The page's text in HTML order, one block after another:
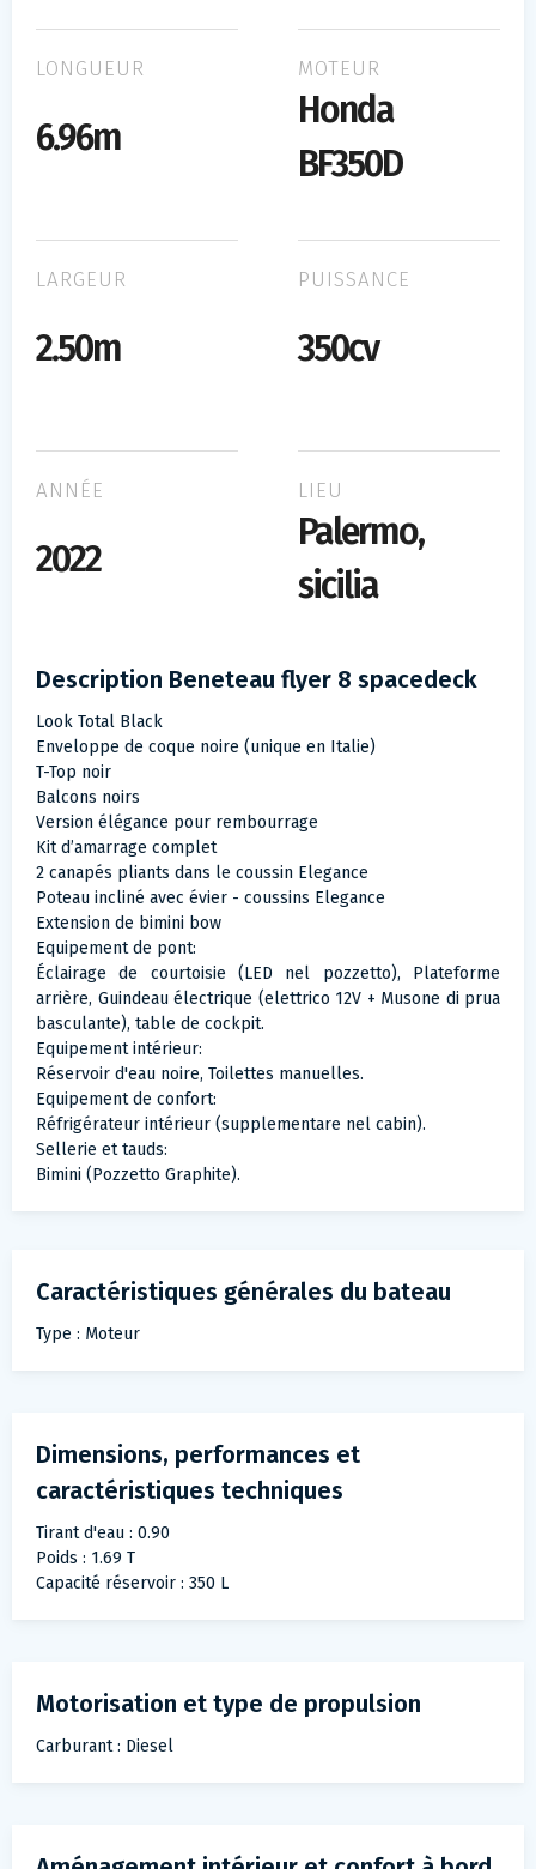
LONGUEUR
6.96m
MOTEUR
Honda
BF350D
LARGEUR
2.50m
PUISSANCE
350cv
ANNÉE
2022
LIEU
Palermo,
sicilia
Description Beneteau flyer 8 spacedeck
Look Total Black
Enveloppe de coque noire (unique en Italie)
T-Top noir
Balcons noirs
Version élégance pour rembourrage
Kit d’amarrage complet
2 canapés pliants dans le coussin Elegance
Poteau incliné avec évier - coussins Elegance
Extension de bimini bow
Equipement de pont:
Éclairage de courtoisie (LED nel pozzetto), Plateforme
arrière, Guindeau électrique (elettrico 12V + Musone di prua
basculante), table de cockpit.
Equipement intérieur:
Réservoir d'eau noire, Toilettes manuelles.
Equipement de confort:
Réfrigérateur intérieur (supplementare nel cabin).
Sellerie et tauds:
Bimini (Pozzetto Graphite).
Caractéristiques générales du bateau
Type : Moteur
Dimensions, performances et
caractéristiques techniques
Tirant d'eau : 0.90
Poids : 1.69 T
Capacité réservoir : 350 L
Motorisation et type de propulsion
Carburant : Diesel